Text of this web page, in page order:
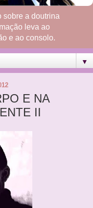
sobre a doutrina
leva ao
e ao consolo.
▼
E NA
II